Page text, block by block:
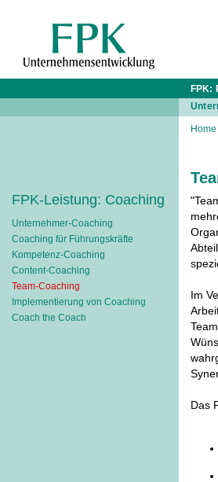
FPK-Leistung: Coaching
Unternehmer-Coaching
Coaching für Führungskräfte
Kompetenz-Coaching
Content-Coaching
Team-Coaching
Implementierung von Coaching
Coach the Coach
FPK:
Home
Im
Das